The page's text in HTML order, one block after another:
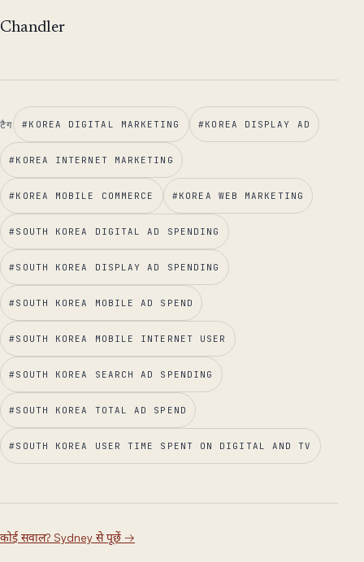
Chandler
टैग #KOREA DIGITAL MARKETING #KOREA DISPLAY AD
#KOREA INTERNET MARKETING
#KOREA MOBILE COMMERCE #KOREA WEB MARKETING
#SOUTH KOREA DIGITAL AD SPENDING
#SOUTH KOREA DISPLAY AD SPENDING
#SOUTH KOREA MOBILE AD SPEND
#SOUTH KOREA MOBILE INTERNET USER
#SOUTH KOREA SEARCH AD SPENDING
#SOUTH KOREA TOTAL AD SPEND
#SOUTH KOREA USER TIME SPENT ON DIGITAL AND TV
कोई सवाल? Sydney से पूछें →